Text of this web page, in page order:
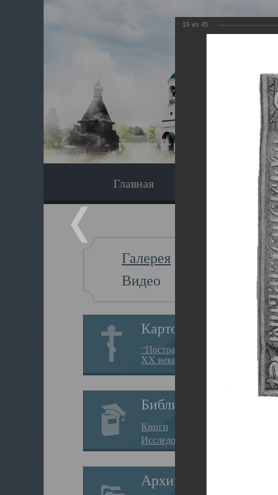
Главная Экскурсия
Галерея
Видео
Картотека
“Пострадавшие за веру в
XX веке на Севере”
Библиотека
Книги
Исследования
Архив
19 из 45